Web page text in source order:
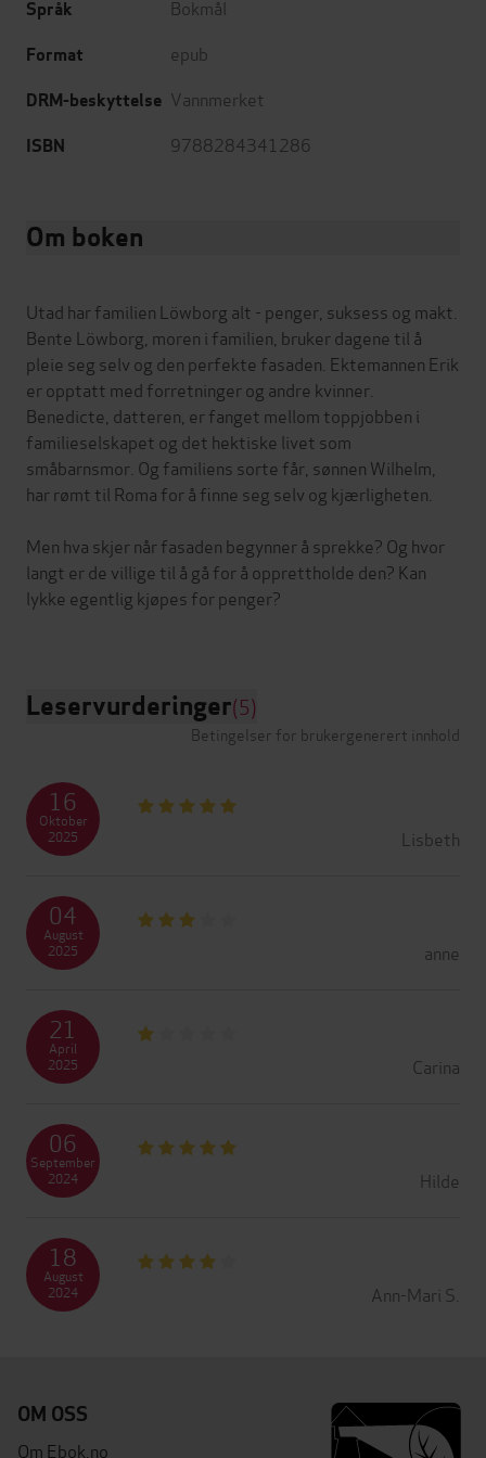
Språk Bokmål
Format epub
DRM-beskyttelse Vannmerket
ISBN 9788284341286
Om boken
Utad har familien Löwborg alt - penger, suksess og makt.
Bente Löwborg, moren i familien, bruker dagene til å
pleie seg selv og den perfekte fasaden. Ektemannen Erik
er opptatt med forretninger og andre kvinner.
Benedicte, datteren, er fanget mellom toppjobben i
familieselskapet og det hektiske livet som
småbarnsmor. Og familiens sorte får, sønnen Wilhelm,
har rømt til Roma for å finne seg selv og kjærligheten.
Men hva skjer når fasaden begynner å sprekke? Og hvor
langt er de villige til å gå for å opprettholde den? Kan
lykke egentlig kjøpes for penger?
Leservurderinger(5)
Betingelser for brukergenerert innhold
Lisbeth
16
Oktober
2025
anne
04
August
2025
Carina
21
April
2025
Hilde
06
September
2024
Ann-Mari S.
18
August
2024
OM OSS
Om Ebok.no